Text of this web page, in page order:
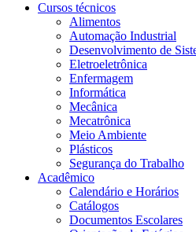
Cursos técnicos
Alimentos
Automação Industrial
Desenvolvimento de
Eletroeletrônica
Enfermagem
Informática
Mecânica
Mecatrônica
Meio Ambiente
Plásticos
Segurança do Trabalho
Acadêmico
Calendário e Horários
Catálogos
Documentos Escolares